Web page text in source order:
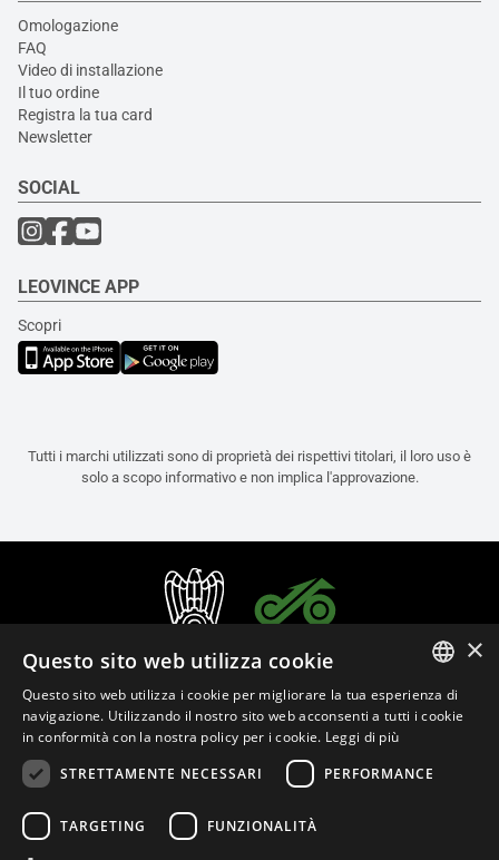
Omologazione
FAQ
Video di installazione
Il tuo ordine
Registra la tua card
Newsletter
SOCIAL
LEOVINCE APP
Scopri
Tutti i marchi utilizzati sono di proprietà dei rispettivi titolari, il loro uso è
solo a scopo informativo e non implica l'approvazione.
ITALIAN
×
Questo sito web utilizza cookie
Questo sito web utilizza i cookie per migliorare la tua esperienza di
navigazione. Utilizzando il nostro sito web acconsenti a tutti i cookie
in conformità con la nostra policy per i cookie. Leggi di più
STRETTAMENTE NECESSARI
PERFORMANCE
TARGETING FUNZIONALITÀ